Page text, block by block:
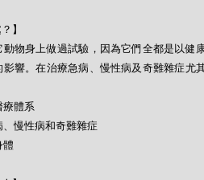
】
動物身上做過試驗，因為它們全都是以健
響。在治療急病、慢性病及奇難雜症尤
療體系
慢性病和奇難雜症
體